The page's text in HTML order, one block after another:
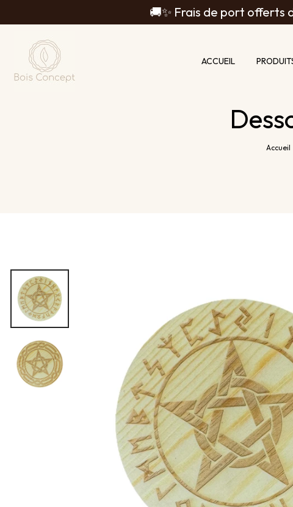
🚚✨ Frais de port offerts
ACCUEIL
Accueil